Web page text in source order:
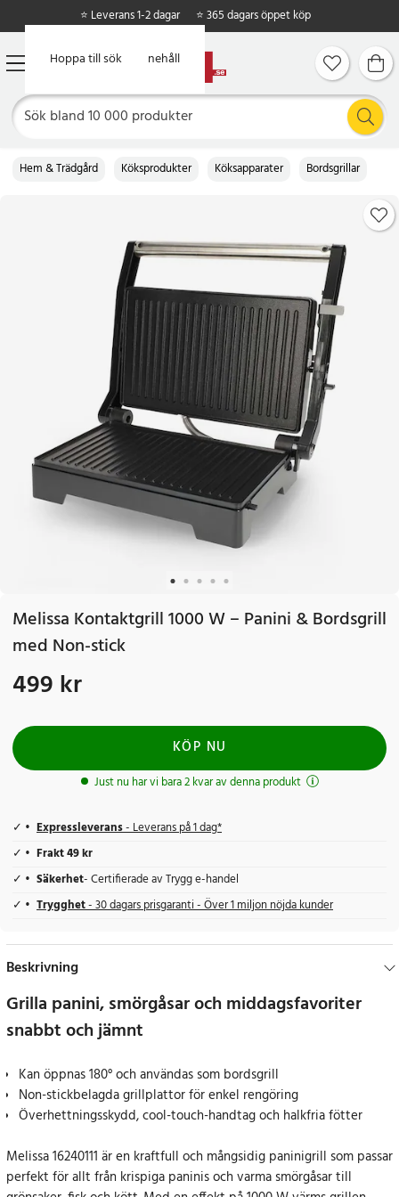
Hoppa till huvudinnehåll
Hoppa till sök
⭐ Leverans 1-2 dagar ⭐ 365 dagars öppet köp
Hem & Trädgård Köksprodukter Köksapparater Bordsgrillar
Melissa Kontaktgrill 1000 W – Panini & Bordsgrill
med Non-stick
Pris:499 kr
499 kr
KÖP NU
Just nu har vi bara 2 kvar av denna produkt
Expressleverans- Leverans på 1 dag*
Frakt 49 kr
Säkerhet- Certifierade av Trygg e-handel
Trygghet- 30 dagars prisgaranti - Över 1 miljon nöjda kunder
Beskrivning
Grilla panini, smörgåsar och middagsfavoriter
snabbt och jämnt
Kan öppnas 180° och användas som bordsgrill
Non-stickbelagda grillplattor för enkel rengöring
Överhettningsskydd, cool-touch-handtag och halkfria fötter
Melissa 16240111 är en kraftfull och mångsidig paninigrill som passar
perfekt för allt från krispiga paninis och varma smörgåsar till